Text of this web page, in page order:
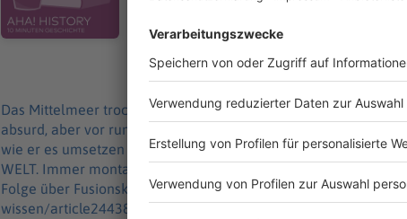
Fusionskraftwerke: https://www.welt.de/
Serdar Deniz Redaktion, Moderation: Viola Koegst
https://www.welt.de/services/
https://www.welt.de/services/
30.12.2024 03:00 / 16min
Das Mittelmeer trockenlegen, damit aus Afrika und Europa
absurd, aber vor rund 100 Jahren plante ein deutscher
wie er es umsetzen wollte, erklärt „Aha! History“. "Aha! History – Zehn Minuten Geschichte" ist der neue History-Podcast von
WELT. Immer montags und donnerstags ab 6 Uhr. Wir freuen uns über Feedback an history@welt.de. Hier geht's zur AHA!-
Folge über Fusionskraftwerke: https://www.welt.de/podcasts/
wissen/article244380592/Fusionskraftwerke-Der-Traum-unbegrenzter-Energie-